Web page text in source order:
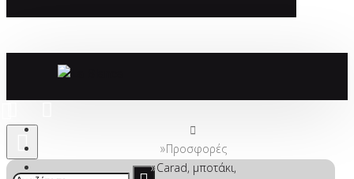
Προσφορές
Carad, μποτάκι,